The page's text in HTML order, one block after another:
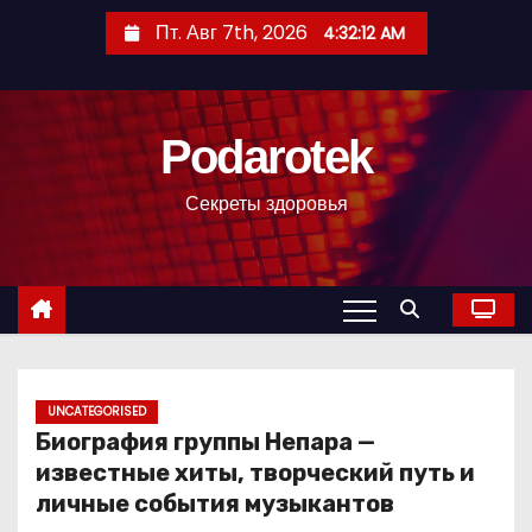
с
Пт. Авг 7th, 2026 4:32:13 AM
Podarotek
Секреты здоровья
UNCATEGORISED
Биография группы Непара —
известные хиты, творческий путь и
личные события музыкантов